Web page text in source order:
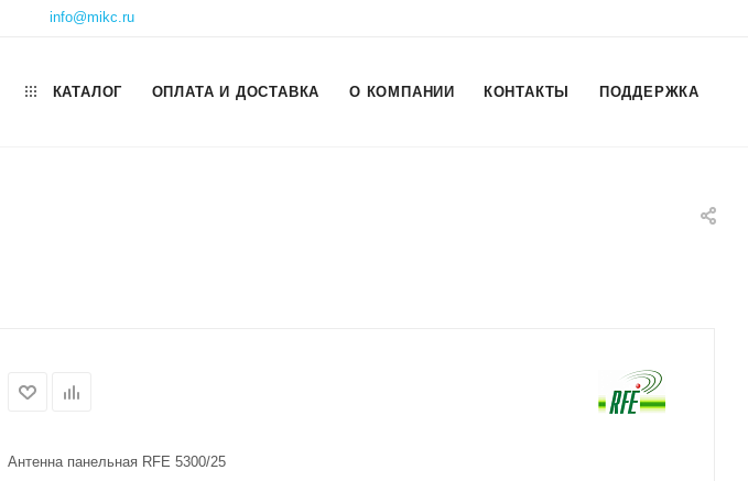
info@mikc.ru
КАТАЛОГ ОПЛАТА И ДОСТАВКА О КОМПАНИИ КОНТАКТЫ ПОДДЕРЖКА
Антенна панельная RFE 5300/25